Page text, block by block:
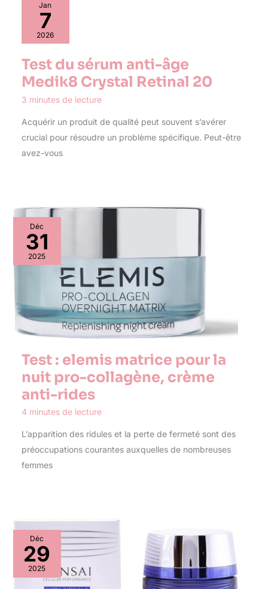
Jan
7
2026
Test du sérum anti-âge
Medik8 Crystal Retinal 20
3 minutes de lecture
Acquérir un produit de qualité peut souvent s’avérer
crucial pour résoudre un problème spécifique. Peut-être
avez-vous
Déc
31
2025
Test : elemis matrice pour la
nuit pro-collagène, crème
anti-rides
4 minutes de lecture
L’apparition des ridules et la perte de fermeté sont des
préoccupations courantes auxquelles de nombreuses
femmes
Déc
29
2025